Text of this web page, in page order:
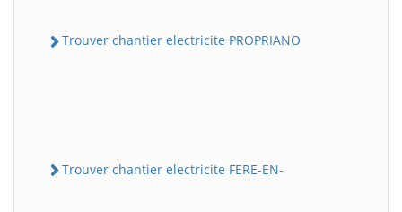
Trouver chantier electricite PROPRIANO
Trouver chantier electricite FERE-EN-